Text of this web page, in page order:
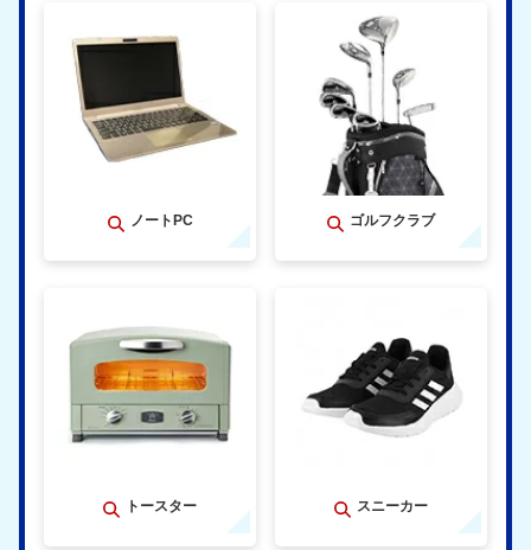
ノートPC ゴルフクラブ
トースター スニーカー